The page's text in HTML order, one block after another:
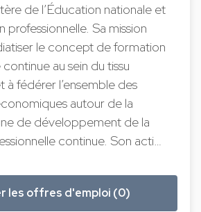
de l’Éducation nationale et
professionnelle. Sa mission
le concept de formation
au sein du tissu
fédérer l’ensemble des
autour de la
de développement de la
continue. Son acti…
les offres d'emploi (0)